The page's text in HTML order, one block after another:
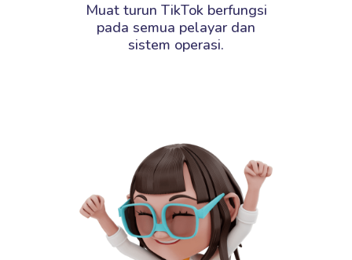
Muat turun TikTok berfungsi
pada semua pelayar dan
sistem operasi.